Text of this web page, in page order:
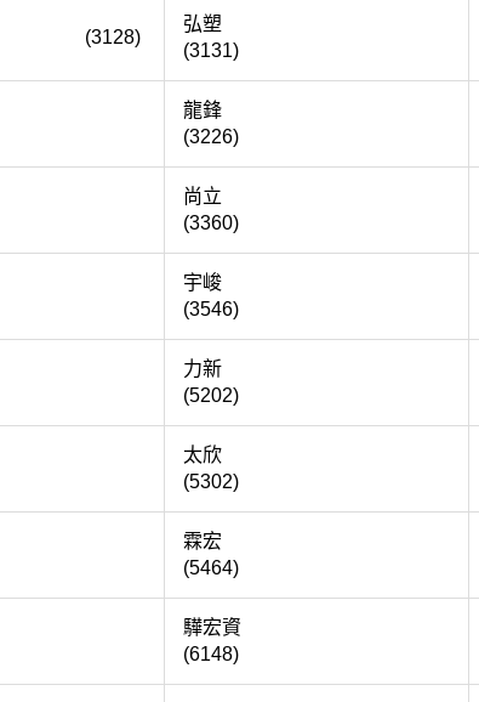
弘塑
(3131)
龍鋒
(3226)
尚立
(3360)
科
宇峻
(3546)
通
力新
(5202)
太欣
(5302)
霖宏
(5464)
腦
驊宏資
(6148)